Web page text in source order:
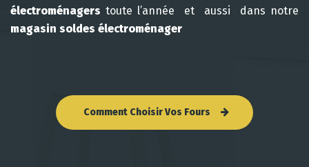
électroménagers toute l’année et aussi dans notre
magasin soldes électroménager
Comment Choisir Vos Fours